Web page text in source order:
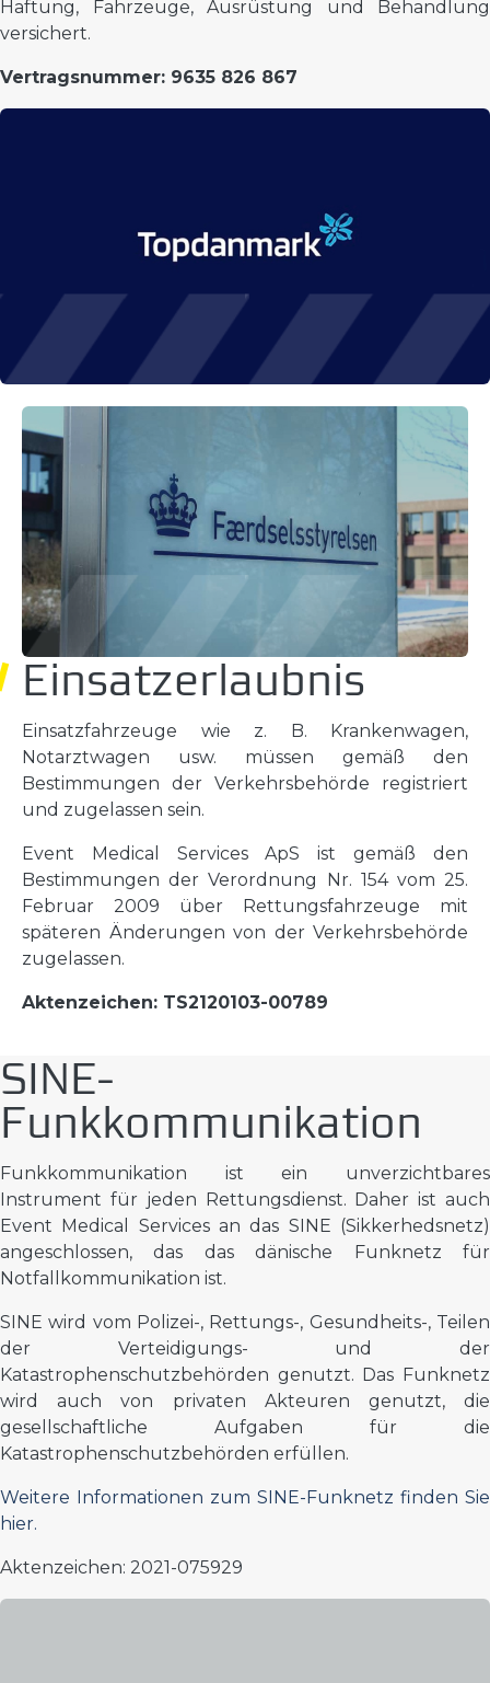
Haftung, Fahrzeuge, Ausrüstung und Behandlung
versichert.
Vertragsnummer: 9635 826 867
Einsatzerlaubnis
Einsatzfahrzeuge wie z. B. Krankenwagen,
Notarztwagen usw. müssen gemäß den
Bestimmungen der Verkehrsbehörde registriert
und zugelassen sein.
Event Medical Services ApS ist gemäß den
Bestimmungen der Verordnung Nr. 154 vom 25.
Februar 2009 über Rettungsfahrzeuge mit
späteren Änderungen von der Verkehrsbehörde
zugelassen.
Aktenzeichen: TS2120103-00789
SINE-
Funkkommunikation
Funkkommunikation ist ein unverzichtbares
Instrument für jeden Rettungsdienst. Daher ist auch
Event Medical Services an das SINE (Sikkerhedsnetz)
angeschlossen, das das dänische Funknetz für
Notfallkommunikation ist.
SINE wird vom Polizei-, Rettungs-, Gesundheits-, Teilen
der Verteidigungs- und der
Katastrophenschutzbehörden genutzt. Das Funknetz
wird auch von privaten Akteuren genutzt, die
gesellschaftliche Aufgaben für die
Katastrophenschutzbehörden erfüllen.
Weitere Informationen zum SINE-Funknetz finden Sie
hier.
Aktenzeichen: 2021-075929